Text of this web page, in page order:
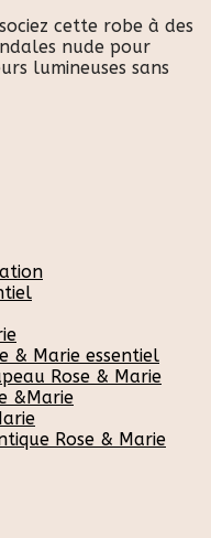
cette robe à des
nude pour
lumineuses sans
& Marie essentiel
Rose & Marie
&Marie
Rose & Marie